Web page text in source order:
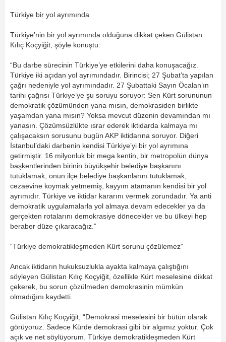
Türkiye bir yol ayrımında
Türkiye’nin bir yol ayrımında olduğuna dikkat çeken Gülistan
Kılıç Koçyiğit, şöyle konuştu:
“Bu darbe sürecinin Türkiye’ye etkilerini daha konuşacağız.
Türkiye iki açıdan yol ayrımındadır. Birincisi; 27 Şubat’ta yapılan
çağrı nedeniyle yol ayrımındadır. 27 Şubattaki Sayın Öcalan’ın
tarihi çağrısı Türkiye’ye şu soruyu soruyor: Sen Kürt sorununun
demokratik çözümünden yana mısın, demokrasiden birlikte
yaşamdan yana mısın? Yoksa mevcut düzenin devamından mı
yanasın. Çözümsüzlükte ısrar ederek iktidarda kalmaya mı
çalışacaksın sorusunu bugün AKP iktidarına soruyor. Diğeri
İstanbul’daki darbenin kendisi Türkiye’yi bir yol ayrımına
getirmiştir. 16 milyonluk bir mega kentin, bir metropolün dünya
başkentlerinden birinin büyükşehir belediye başkanını
tutuklamak, onun ilçe belediye başkanlarını tutuklamak,
cezaevine koymak yetmemiş, kayyım atamanın kendisi bir yol
ayrımıdır. Türkiye ve iktidar kararını vermek zorundadır. Ya anti
demokratik uygulamalarla yol almaya devam edecekler ya da
gerçekten rotalarını demokrasiye dönecekler ve bu ülkeyi hep
beraber düze çıkaracağız.”
“Türkiye demokratikleşmeden Kürt sorunu çözülemez”
Ancak iktidarın hukuksuzlukla ayakta kalmaya çalıştığını
söyleyen Gülistan Kılıç Koçyiğit, özellikle Kürt meselesine dikkat
çekerek, bu sorun çözülmeden demokrasinin mümkün
olmadığını kaydetti.
Gülistan Kılıç Koçyiğit, “Demokrasi meselesini bir bütün olarak
görüyoruz. Sadece Kürde demokrasi gibi bir algımız yoktur. Çok
açık ve net söylüyorum. Türkiye demokratikleşmeden Kürt